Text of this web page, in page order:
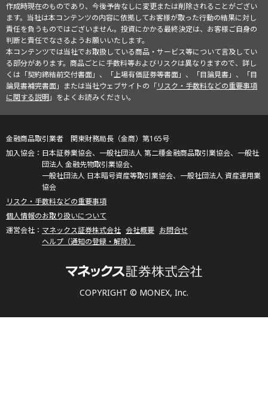
作成時現在のものであり、今後予告なしに変更または削除されることがござい
ます。当社は本コンテンツの内容に依拠してお客様が取った行動の結果に対し
責任を負うものではございません。投資にかかる最終決定は、お客様ご自身の
判断と責任でなさるようお願いいたします。
本コンテンツでは当社でお取扱している商品・サービス等について言及してい
る部分があります。商品ごとに手数料等およびリスクは異なりますので、詳し
くは「契約締結前交付書面」、「上場有価証券等書面」、「目論見書」、「目
論見書補完書面」または当社ウェブサイトの「リスク・手数料などの重要事項
に関する説明」をよくお読みください。
COPYRIGHT © MONEX, Inc.
金融商品取引業者 関東財務局長（金商）第165号
日本証券業協会、一般社団法人 第二種金融商品取引業協会、一般社
団法人 金融先物取引業協会、
一般社団法人 日本暗号資産等取引業協会、一般社団法人 資産運用業
協会
リスク・手数料などの重要事項
個人情報のお取り扱いについて
マネックス証券株式会社 会社概要 お問合せ
ヘルプ（通知の登録・解除）